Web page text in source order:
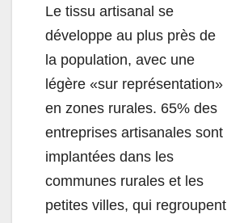
Le tissu artisanal se
développe au plus près de
la population, avec une
légère «sur représentation»
en zones rurales. 65% des
entreprises artisanales sont
implantées dans les
communes rurales et les
petites villes, qui regroupent